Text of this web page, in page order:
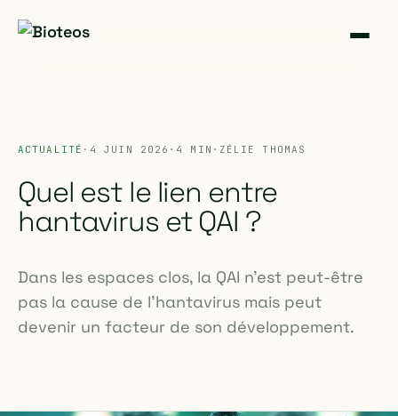
ACTUALITÉ · 4 JUIN 2026 · 4 MIN · ZÉLIE THOMAS
Quel est le lien entre
hantavirus et QAI ?
Dans les espaces clos, la QAI n’est peut-être
pas la cause de l’hantavirus mais peut
devenir un facteur de son développement.